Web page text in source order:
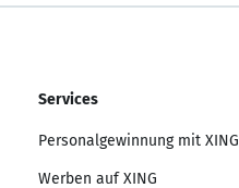
Services
Personalgewinnung mit XING
Werben auf XING